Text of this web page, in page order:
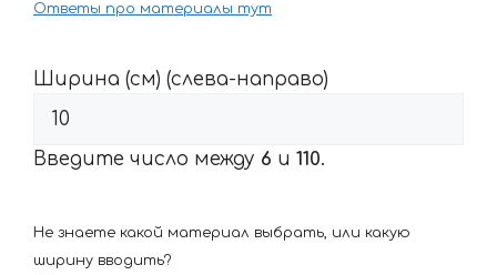
Ответы про материалы тут
Ширина (см) (слева-направо)
Введите число между 6 и 110.
Не знаете какой материал выбрать, или какую
ширину вводить?